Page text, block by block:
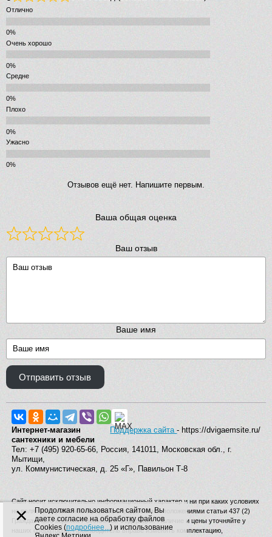
Отлично
Очень хорошо
Средне
Плохо
Ужасно
Отзывов ещё нет. Напишите первым.
Ваша общая оценка
Ваш отзыв
Ваше имя
Отправить отзыв
Поддержка сайта- https://dvigaemsite.ru/
Интернет-магазин
сантехники и мебели
Тел: +7 (495) 920-65-66, Россия, 141011, Московская обл., г.
Мытищи,
ул. Коммунистическая, д. 25 «Г», Павильон Т-8
Сайт носит исключительно информационный характер и ни при каких условиях
не является публичной офертой, определяемой положениями статьи 437 (2)
Гражданского кодекса Российской Федерации. Наличие и цены уточняйте у
наших операторов. Производитель вправе изменять комплектацию,
×
Продолжая пользоваться сайтом, Вы
даете согласие на обработку файлов
Cookies (подробнее...) и использование